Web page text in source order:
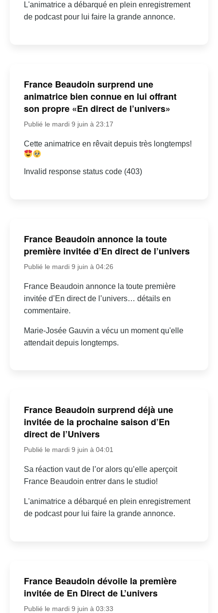
L'animatrice a débarqué en plein enregistrement
de podcast pour lui faire la grande annonce.
France Beaudoin surprend une
animatrice bien connue en lui offrant
son propre «En direct de l’univers»
Publié le mardi 9 juin à 23:17
Cette animatrice en rêvait depuis très longtemps!
Invalid response status code (403)
France Beaudoin annonce la toute
première invitée d’En direct de l’univers
Publié le mardi 9 juin à 04:26
France Beaudoin annonce la toute première
invitée d’En direct de l’univers… détails en
commentaire.
Marie-Josée Gauvin a vécu un moment qu'elle
attendait depuis longtemps.
France Beaudoin surprend déjà une
invitée de la prochaine saison d’En
direct de l’Univers
Publié le mardi 9 juin à 04:01
Sa réaction vaut de l’or alors qu’elle aperçoit
France Beaudoin entrer dans le studio!
L'animatrice a débarqué en plein enregistrement
de podcast pour lui faire la grande annonce.
France Beaudoin dévoile la première
invitée de En Direct de L’univers
Publié le mardi 9 juin à 03:33